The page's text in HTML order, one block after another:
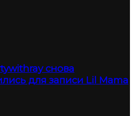
снова
для записи Lil Mama